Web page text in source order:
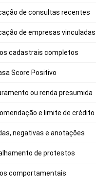
de consultas recentes
de empresas vinculadas
cadastrais completos
Score Positivo
ou renda presumida
e limite de crédito
negativas e anotações
de protestos
comportamentais